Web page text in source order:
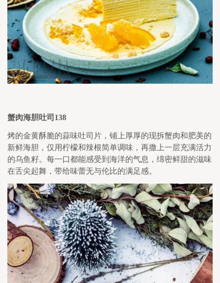
蟹肉海胆吐司 138
烤的金黄酥脆的蒜味吐司片，铺上厚厚的现拆蟹肉和肥美的
新鲜海胆，仅用柠檬和辣根简单调味，再撒上一层充满活力
的乌鱼籽。每一口都能感受到海洋的气息，绵密鲜甜的滋味
在舌尖起舞，带给味蕾无与伦比的满足感。